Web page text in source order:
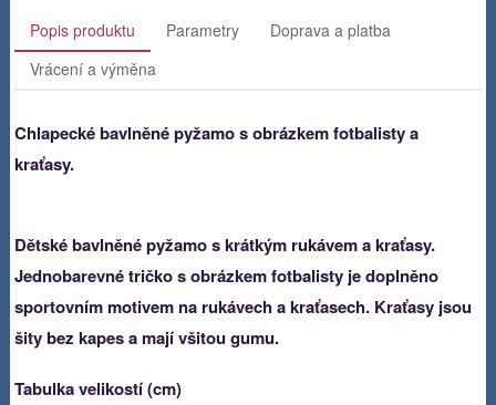
Popis produktu Parametry
Doprava a platba
Vrácení a výměna
Chlapecké bavlněné pyžamo s obrázkem fotbalisty a
kraťasy.
Dětské bavlněné pyžamo s krátkým rukávem a kraťasy.
Jednobarevné tričkos obrázkem fotbalisty jedoplněno
sportovním motivem na rukávech a kraťasech. Kraťasy jsou
šity bez kapes a mají všitou gumu.
Tabulka velikostí (cm)